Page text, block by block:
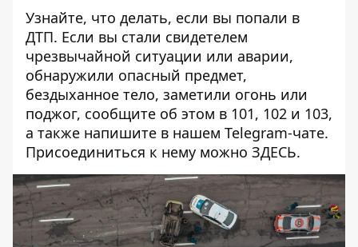
Узнайте, что делать, если вы попали в
ДТП. Если вы стали свидетелем
чрезвычайной ситуации или аварии,
обнаружили опасный предмет,
бездыханное тело, заметили огонь или
поджог, сообщите об этом в 101, 102 и 103,
а также напишите в нашем Telegram-чате.
Присоединиться к нему можно ЗДЕСЬ.